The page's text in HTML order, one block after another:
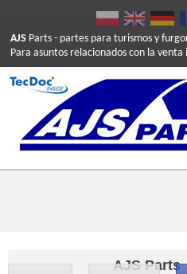
AJS Parts - partes para turismos y
Para asuntos relacionados con la
AJS Parts